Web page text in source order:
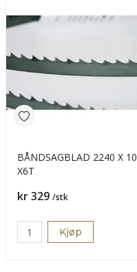
BÅNDSAGBLAD 2240 X 10
X6T
Pris
kr 329 /stk
Kjøp